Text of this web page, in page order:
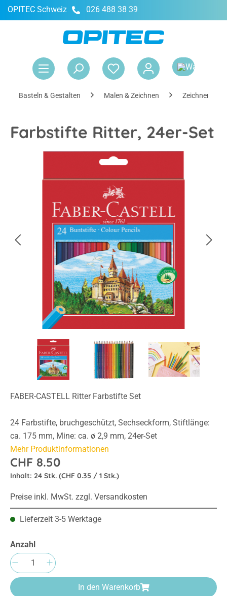
springen
OPITEC Schweiz 026 488 38 39
Basteln & Gestalten Malen & Zeichnen Zeichnen
Farbstifte Ritter, 24er-Set
Bildergalerie überspringen
FABER-CASTELL Ritter Farbstifte Set
24 Farbstifte, bruchgeschützt, Sechseckform, Stiftlänge:
ca. 175 mm, Mine: ca. ø 2,9 mm, 24er-Set
Mehr Produktinformationen
CHF 8.50
Inhalt: 24 Stk. (CHF 0.35 / 1 Stk.)
Preise inkl. MwSt. zzgl. Versandkosten
Lieferzeit 3-5 Werktage
Anzahl
Produkt Anzahl: Gib den gewünschten
In den Warenkorb